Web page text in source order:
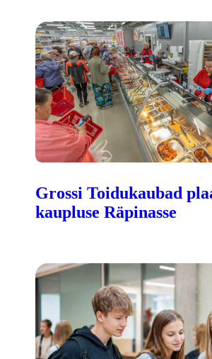
Grossi Toidukaubad
kaupluse Räpinasse